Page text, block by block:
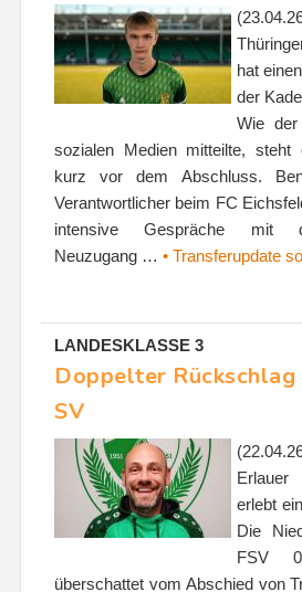
hat
der
Wie der
sozialen Medien mitteilte, steht
kurz vor dem Abschluss.
Verantwortlicher beim FC
intensive Gespräche mit
Neuzugang … • Transferupdate
LANDESKLASSE 3
Doppelter
SV
erlebt
Die
FSV
überschattet vom Abschied von